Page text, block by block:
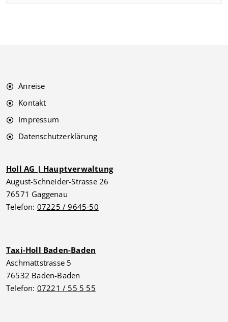
Anreise
Kontakt
Impressum
Datenschutzerklärung
Holl AG | Hauptverwaltung
August-Schneider-Strasse 26
76571 Gaggenau
Telefon: 07225 / 9645-50
Taxi-Holl Baden-Baden
Aschmattstrasse 5
76532 Baden-Baden
Telefon: 07221 / 55 5 55